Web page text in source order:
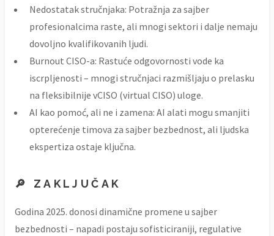
Nedostatak stručnjaka: Potražnja za sajber
profesionalcima raste, ali mnogi sektori i dalje nemaju
dovoljno kvalifikovanih ljudi.
Burnout CISO-a: Rastuće odgovornosti vode ka
iscrpljenosti – mnogi stručnjaci razmišljaju o prelasku
na fleksibilnije vCISO (virtual CISO) uloge.
AI kao pomoć, ali ne i zamena: AI alati mogu smanjiti
opterećenje timova za sajber bezbednost, ali ljudska
ekspertiza ostaje ključna.
🔎 ZAKLJUČAK
Godina 2025. donosi dinamične promene u sajber
bezbednosti – napadi postaju sofisticiraniji, regulative